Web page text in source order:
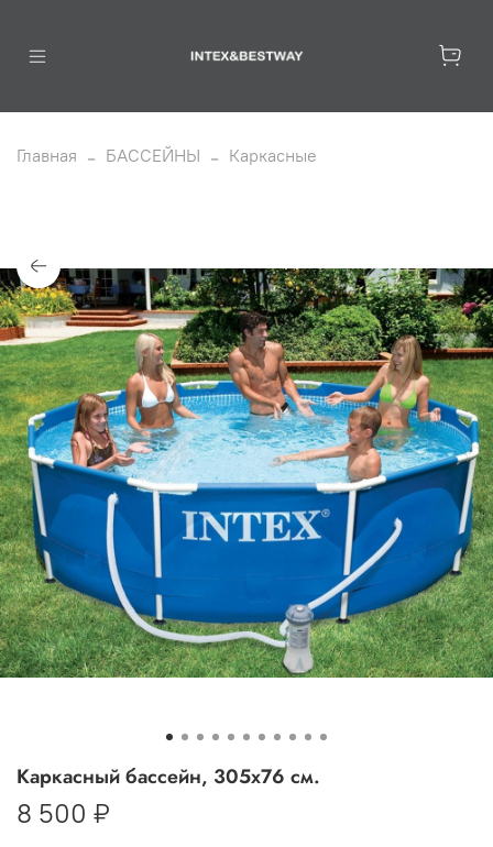
Главная БАССЕЙНЫ Каркасные
Каркасный бассейн, 305х76 см.
8 500 ₽